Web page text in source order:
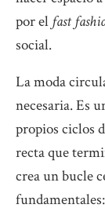
por el fast
social.
La moda
necesaria. Es
propios ciclos
recta que
crea un bucle
fundamentales: